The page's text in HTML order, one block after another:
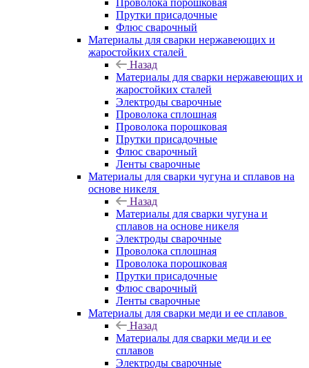
Проволока порошковая
Прутки присадочные
Флюс сварочный
Материалы для сварки нержавеющих и
жаростойких сталей
Назад
Материалы для сварки нержавеющих и
жаростойких сталей
Электроды сварочные
Проволока сплошная
Проволока порошковая
Прутки присадочные
Флюс сварочный
Ленты сварочные
Материалы для сварки чугуна и сплавов на
основе никеля
Назад
Материалы для сварки чугуна и
сплавов на основе никеля
Электроды сварочные
Проволока сплошная
Проволока порошковая
Прутки присадочные
Флюс сварочный
Ленты сварочные
Материалы для сварки меди и ее сплавов
Назад
Материалы для сварки меди и ее
сплавов
Электроды сварочные